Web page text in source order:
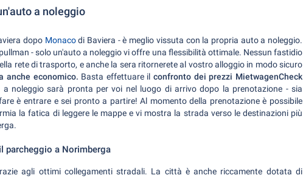
a noleggio
dopo Monacodi Baviera - è meglio vissuta con la propria auto a noleggio.
- solo un'auto a noleggio vi offre una flessibilità ottimale. Nessun fastidio
rete di trasporto, e anche la sera ritornerete al vostro alloggio in modo sicuro
anche economico. Basta effettuare ilconfronto dei prezzi MietwagenCheck
noleggio sarà pronta per voi nel luogo di arrivo dopo la prenotazione - sia
è entrare e sei pronto a partire! Al momento della prenotazione è possibile
la fatica di leggere le mappe e vi mostra la strada verso le destinazioni più
parcheggio a Norimberga
agli ottimi collegamenti stradali. La città è anche riccamente dotata di